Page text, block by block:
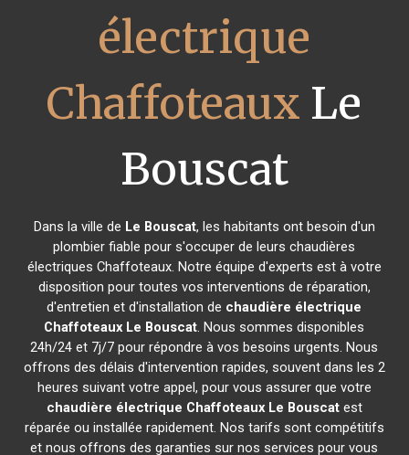
électrique
Chaffoteaux Le
Bouscat
Dans la ville de Le Bouscat, les habitants ont besoin d'un
plombier fiable pour s'occuper de leurs chaudières
électriques Chaffoteaux. Notre équipe d'experts est à votre
disposition pour toutes vos interventions de réparation,
d'entretien et d'installation de chaudière électrique
Chaffoteaux Le Bouscat. Nous sommes disponibles
24h/24 et 7j/7 pour répondre à vos besoins urgents. Nous
offrons des délais d'intervention rapides, souvent dans les 2
heures suivant votre appel, pour vous assurer que votre
chaudière électrique Chaffoteaux Le Bouscatest
réparée ou installée rapidement. Nos tarifs sont compétitifs
et nous offrons des garanties sur nos services pour vous